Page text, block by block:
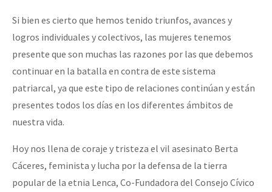
la naturaleza bajo asedio)
Libros para descargar
Medios Libres
Eventos
Contacto
Si bien es cierto que hemos tenido triunfos, avances y
logros individuales y colectivos, las mujeres tenemos
presente que son muchas las razones por las que debemos
continuar en la batalla en contra de este sistema
patriarcal, ya que este tipo de relaciones continúan y están
presentes todos los días en los diferentes ámbitos de
nuestra vida.
Hoy nos llena de coraje y tristeza el vil asesinato Berta
Cáceres, feminista y lucha por la defensa de la tierra
popular de la etnia Lenca, Co-Fundadora del Consejo Cívico